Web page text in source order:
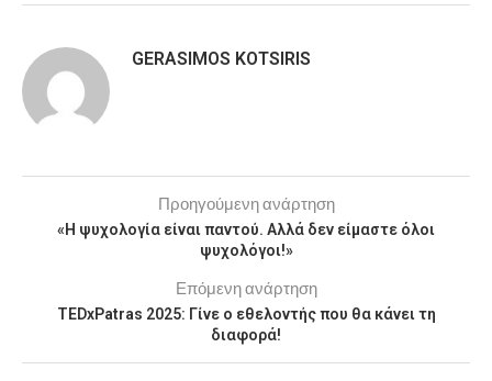
GERASIMOS KOTSIRIS
Προηγούμενη ανάρτηση
«Η ψυχολογία είναι παντού. Αλλά δεν είμαστε όλοι
ψυχολόγοι!»
Επόμενη ανάρτηση
TEDxPatras 2025: Γίνε ο εθελοντής που θα κάνει τη
διαφορά!